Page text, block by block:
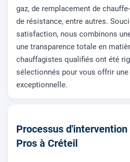
gaz, de remplacement de
de résistance, entre autres.
satisfaction, nous combinons
une transparence totale en
chauffagistes qualifiés ont été
sélectionnés pour vous offrir
exceptionnelle.
Processus
Pros à Créteil